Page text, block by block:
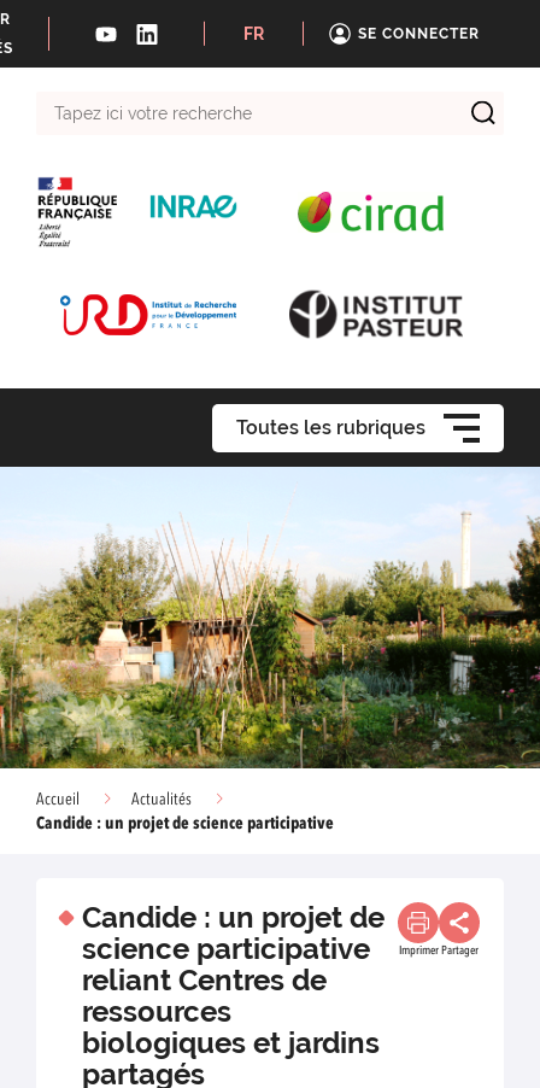
FR SE CONNECTER
Toutes les rubriques
Accueil
Actualités
Candide : un projet de science participative
Candide : un projet de
science participative
reliant Centres de
ressources
biologiques et jardins
partagés
Imprimer Partager